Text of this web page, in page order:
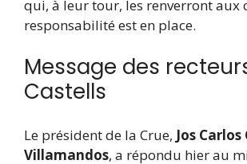
qui, à leur tour, les renverront aux
responsabilité est en place.
Message des
Castells
Le président de la Crue, Jos Carlos
Villamandos, a répondu hier au